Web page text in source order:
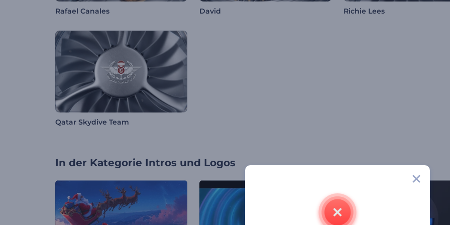
Rafael Canales David Richie Lees
Qatar Skydive Team
In der Kategorie Intros und Logos